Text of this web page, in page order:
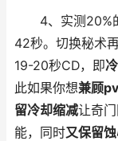
4、实测20%的
42秒。切换秘术
19-20秒CD，即
此如果你想兼顾
留冷却缩减让奇
能，同时又保留